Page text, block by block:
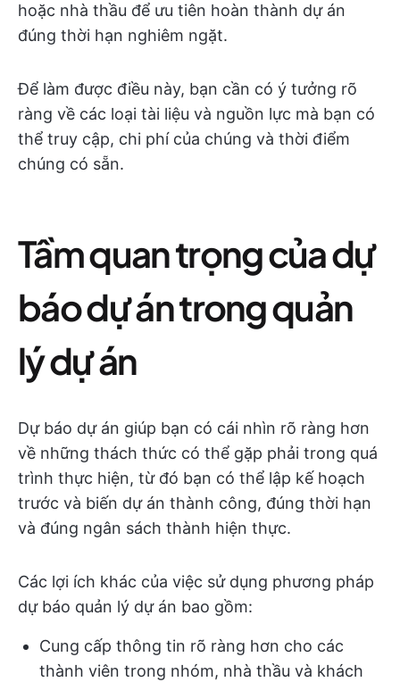
hoặc nhà thầu để ưu tiên hoàn thành dự án
đúng thời hạn nghiêm ngặt.
Để làm được điều này, bạn cần có ý tưởng rõ
ràng về các loại tài liệu và nguồn lực mà bạn có
thể truy cập, chi phí của chúng và thời điểm
chúng có sẵn.
Tầm quan trọng của dự
báo dự án trong quản
lý dự án
Dự báo dự án giúp bạn có cái nhìn rõ ràng hơn
về những thách thức có thể gặp phải trong quá
trình thực hiện, từ đó bạn có thể lập kế hoạch
trước và biến dự án thành công, đúng thời hạn
và đúng ngân sách thành hiện thực.
Các lợi ích khác của việc sử dụng phương pháp
dự báo quản lý dự án bao gồm:
Cung cấp thông tin rõ ràng hơn cho các
thành viên trong nhóm, nhà thầu và khách